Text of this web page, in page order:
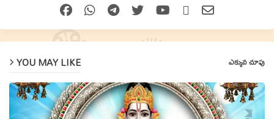
YOU MAY LIKE ఎక్కువ చూపు